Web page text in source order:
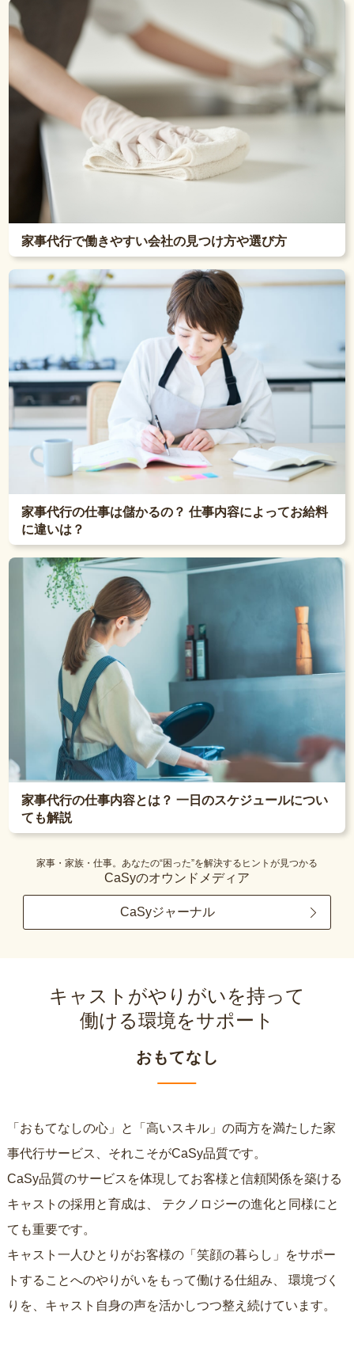
家事代行で働きやすい会社の見つけ方や選び方
家事代行の仕事は儲かるの？ 仕事内容によってお給料
に違いは？
家事代行の仕事内容とは？ 一日のスケジュールについ
ても解説
家事・家族・仕事。あなたの“困った”を解決するヒントが見つかる
CaSyのオウンドメディア
CaSyジャーナル
キャストがやりがいを持って
働ける環境をサポート
おもてなし
「おもてなしの心」と「高いスキル」の両方を満たした家
事代行サービス、それこそがCaSy品質です。
CaSy品質のサービスを体現してお客様と信頼関係を築ける
キャストの採用と育成は、
ても重要です。
キャスト一人ひとりがお客様の「笑顔の暮らし」をサポー
トすることへのやりがいをもって働ける仕組み、
りを、キャスト自身の声を活かしつつ整え続けています。